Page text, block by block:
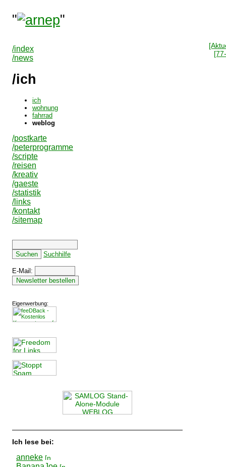
" "
/index
/news
/ich
ich
wohnung
fahrrad
weblog
/postkarte
/peterprogramme
/scripte
/reisen
/kreativ
/gaeste
/statistik
/links
/kontakt
/sitemap
Suchhilfe
E-Mail:
Eigenwerbung:
Ich lese bei:
anneke